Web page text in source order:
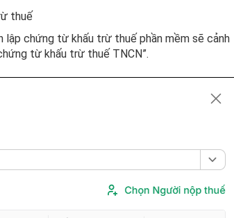
thuế
lập chứng từ khấu trừ thuế phần mềm sẽ cảnh
từ khấu trừ thuế TNCN”.